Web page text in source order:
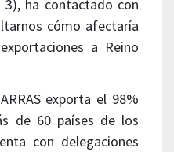
3), ha contactado con
cómo afectaría
a Reino
exporta el 98%
de 60 países de los
con delegaciones